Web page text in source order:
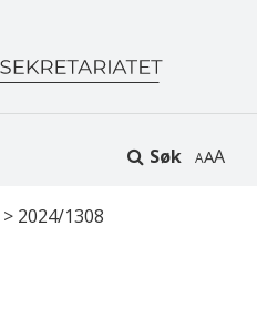
Søk A
> 2024/1308